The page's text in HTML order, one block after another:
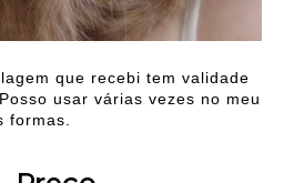
que recebi tem validade
usar várias vezes no meu
formas.